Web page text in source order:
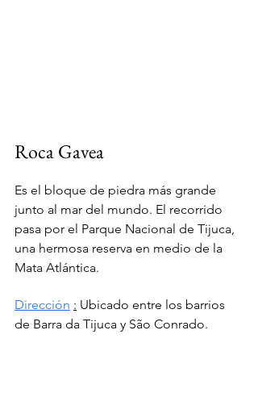
Roca Gavea
Es el bloque de piedra más grande
junto al mar del mundo. El recorrido
pasa por el Parque Nacional de Tijuca,
una hermosa reserva en medio de la
Mata Atlántica.
Dirección : Ubicado entre los barrios
de Barra da Tijuca y São Conrado.